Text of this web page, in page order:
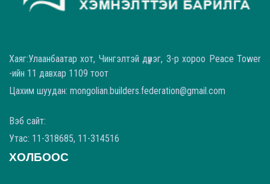
Хаяг:Улаанбаатар хот, Чингэлтэй дүүрэг, 3-р хороо Peace Tower
-ийн 11 давхар 1109 тоот
Цахим шуудан: mongolian.builders.federation@gmail.com
Вэб сайт:
Утас: 11-318685, 11-314516
ХОЛБООС